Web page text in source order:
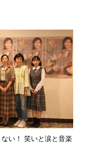
い！ 笑いと涙と音楽